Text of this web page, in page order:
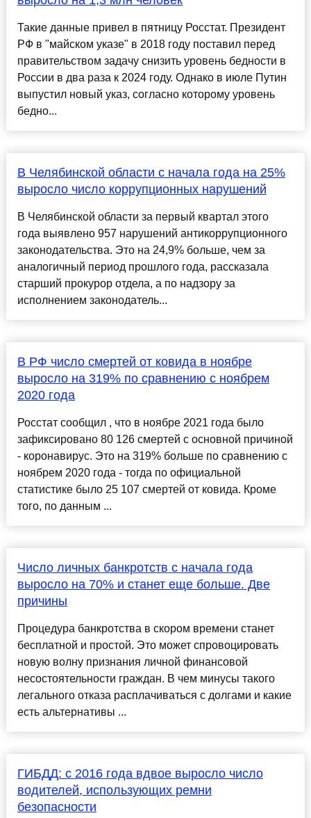
Такие данные привел в пятницу Росстат. Президент
РФ в "майском указе" в 2018 году поставил перед
правительством задачу снизить уровень бедности в
России в два раза к 2024 году. Однако в июле Путин
выпустил новый указ, согласно которому уровень
бедно...
В Челябинской области с начала года на 25%
выросло число коррупционных нарушений
В Челябинской области за первый квартал этого
года выявлено 957 нарушений антикоррупционного
законодательства. Это на 24,9% больше, чем за
аналогичный период прошлого года, рассказала
старший прокурор отдела, а по надзору за
исполнением законодатель...
В РФ число смертей от ковида в ноябре
выросло на 319% по сравнению с ноябрем
2020 года
Росстат сообщил , что в ноябре 2021 года было
зафиксировано 80 126 смертей с основной причиной
- коронавирус. Это на 319% больше по сравнению с
ноябрем 2020 года - тогда по официальной
статистике было 25 107 смертей от ковида. Кроме
того, по данным ...
Число личных банкротств с начала года
выросло на 70% и станет еще больше. Две
причины
Процедура банкротства в скором времени станет
бесплатной и простой. Это может спровоцировать
новую волну признания личной финансовой
несостоятельности граждан. В чем минусы такого
легального отказа расплачиваться с долгами и какие
есть альтернативы ...
ГИБДД: с 2016 года вдвое выросло число
водителей, использующих ремни
безопасности